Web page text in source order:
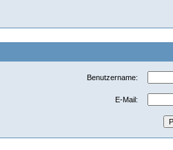
Benutzername:
E-Mail: